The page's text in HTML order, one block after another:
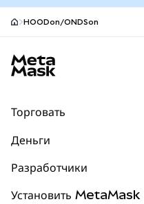
HOODon/ONDSon
Торговать
Прогнозы
Перпы НОВИНКА
Деньги
Разработчики
Установить MetaMask